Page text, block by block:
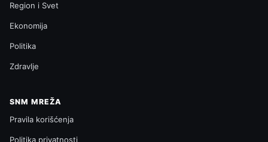
Region i Svet
Ekonomija
Politika
Zdravlje
SNM MREŽA
Pravila korišćenja
Politika privatnosti